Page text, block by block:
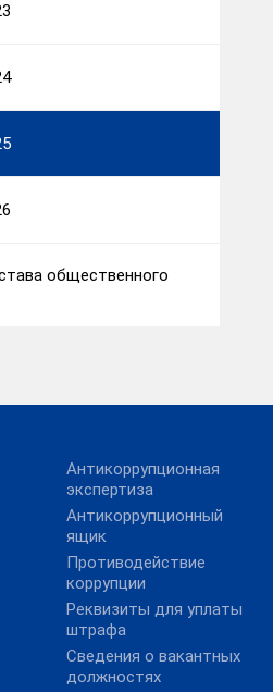
общественного
Антикоррупционная
экспертиза
Антикоррупционный
ящик
Противодействие
коррупции
Реквизиты для уплаты
штрафа
Сведения о вакантных
должностях